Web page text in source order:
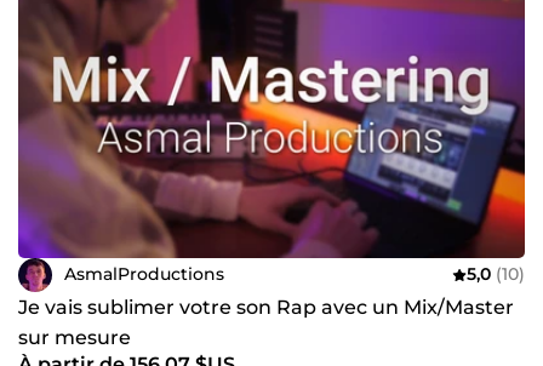
AsmalProductions 5,0 (10)
Je vais sublimer votre son Rap avec un Mix/Master
sur mesure